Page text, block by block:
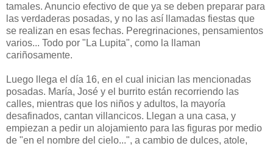
tamales. Anuncio efectivo de que ya se deben preparar para
las verdaderas posadas, y no las así llamadas fiestas que
se realizan en esas fechas. Peregrinaciones, pensamientos
varios... Todo por "La Lupita", como la llaman
cariñosamente.
Luego llega el día 16, en el cual inician las mencionadas
posadas. María, José y el burrito están recorriendo las
calles, mientras que los niños y adultos, la mayoría
desafinados, cantan villancicos. Llegan a una casa, y
empiezan a pedir un alojamiento para las figuras por medio
de "en el nombre del cielo...", a cambio de dulces, atole,